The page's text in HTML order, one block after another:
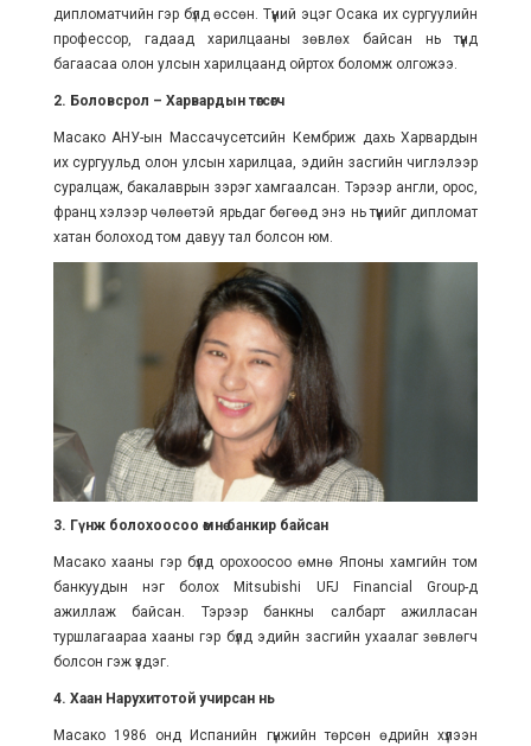
дипломатчийн гэр бүлд өссөн. Түүний эцэг Осака их сургуулийн
профессор, гадаад харилцааны зөвлөх байсан нь түүнд
багаасаа олон улсын харилцаанд ойртох боломж олгожээ.
2. Боловсрол – Харвардын төгсөгч
Масако АНУ-ын Массачусетсийн Кембриж дахь Харвардын
их сургуульд олон улсын харилцаа, эдийн засгийн чиглэлээр
суралцаж, бакалаврын зэрэг хамгаалсан. Тэрээр англи, орос,
франц хэлээр чөлөөтэй ярьдаг бөгөөд энэ нь түүнийг дипломат
хатан болоход том давуу тал болсон юм.
3. Гүнж болохоосоо өмнө банкир байсан
Масако хааны гэр бүлд орохоосоо өмнө Японы хамгийн том
банкуудын нэг болох Mitsubishi UFJ Financial Group-д
ажиллаж байсан. Тэрээр банкны салбарт ажилласан
туршлагаараа хааны гэр бүлд эдийн засгийн ухаалаг зөвлөгч
болсон гэж үздэг.
4. Хаан Нарухитотой учирсан нь
Масако 1986 онд Испанийн гүнжийн төрсөн өдрийн хүлээн